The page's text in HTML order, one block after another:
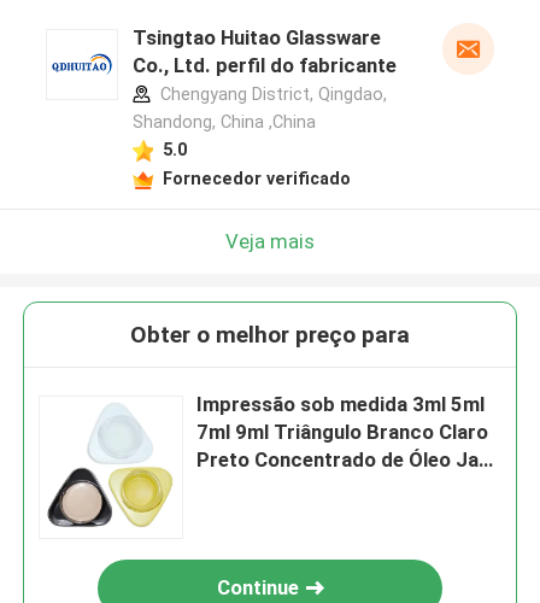
Tsingtao Huitao Glassware
Co., Ltd. perfil do fabricante
Chengyang District, Qingdao,
Shandong, China ,China
5.0
Fornecedor verificado
Veja mais
Obter o melhor preço para
Impressão sob medida 3ml 5ml
7ml 9ml Triângulo Branco Claro
Preto Concentrado de Óleo Jar
Continue